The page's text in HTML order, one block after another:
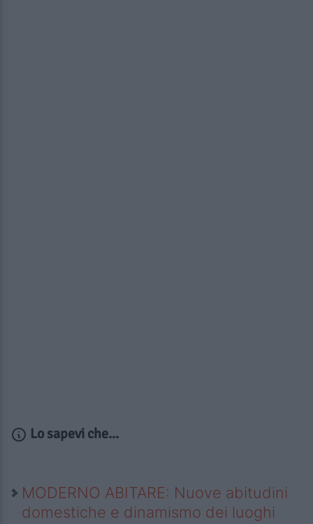
Lo sapevi che...
MODERNO ABITARE: Nuove abitudini
domestiche e dinamismo dei luoghi